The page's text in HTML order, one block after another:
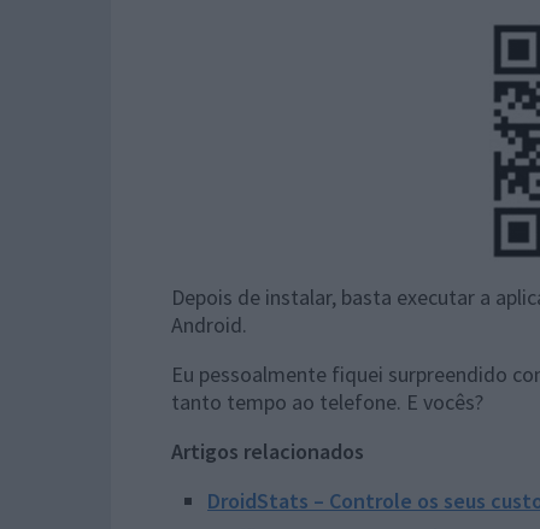
Depois de instalar, basta executar a
Android.
Eu pessoalmente fiquei surpreendido
tanto tempo ao telefone. E vocês?
Artigos relacionados
DroidStats – Controle os seus